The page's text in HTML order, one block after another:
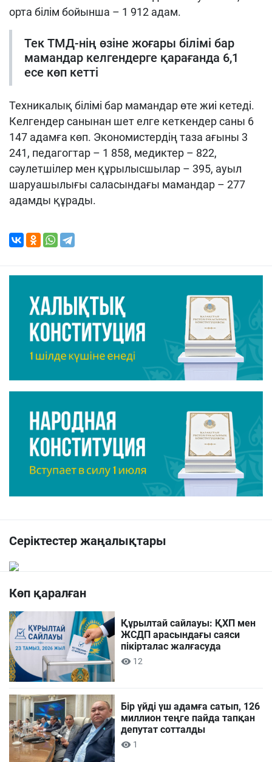
орта білім бойынша – 1 912 адам.
Тек ТМД-нің өзіне жоғары білімі бар
мамандар келгендерге қарағанда 6,1
есе көп кетті
Техникалық білімі бар мамандар өте жиі кетеді.
Келгендер санынан шет елге кеткендер саны 6
147 адамға көп. Экономистердің таза ағыны 3
241, педагогтар – 1 858, медиктер – 822,
сәулетшілер мен құрылысшылар – 395, ауыл
шаруашылығы саласындағы мамандар – 277
адамды құрады.
Серіктестер жаңалықтары
Көп қаралған
Құрылтай сайлауы: ҚХП мен
ЖСДП арасындағы саяси
пікірталас жалғасуда
12
Бір үйді үш адамға сатып, 126
миллион теңге пайда тапқан
депутат сотталды
1